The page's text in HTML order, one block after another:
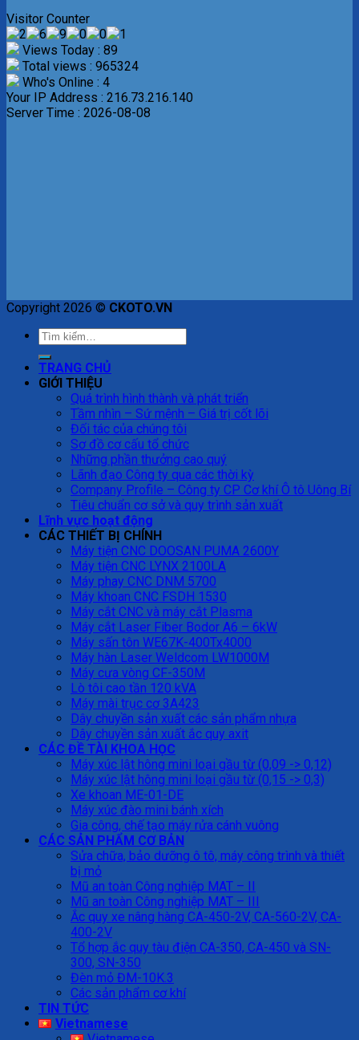
Visitor Counter
Views Today : 89
Total views : 965324
Who's Online : 4
Your IP Address : 216.73.216.140
Server Time : 2026-08-08
Copyright 2026 © CKOTO.VN
TRANG CHỦ
GIỚI THIỆU
Quá trình hình thành và phát triển
Tầm nhìn – Sứ mệnh – Giá trị cốt lõi
Đối tác của chúng tôi
Sơ đồ cơ cấu tổ chức
Những phần thưởng cao quý
Lãnh đạo Công ty qua các thời kỳ
Company Profile – Công ty CP Cơ khí Ô tô Uông Bí
Tiêu chuẩn cơ sở và quy trình sản xuất
Lĩnh vực hoạt động
CÁC THIẾT BỊ CHÍNH
Máy tiện CNC DOOSAN PUMA 2600Y
Máy tiện CNC LYNX 2100LA
Máy phay CNC DNM 5700
Máy khoan CNC FSDH 1530
Máy cắt CNC và máy cắt Plasma
Máy cắt Laser Fiber Bodor A6 – 6kW
Máy sấn tôn WE67K-400Tx4000
Máy hàn Laser Weldcom LW1000M
Máy cưa vòng CF-350M
Lò tôi cao tần 120 kVA
Máy mài trục cơ 3A423
Dây chuyền sản xuất các sản phẩm nhựa
Dây chuyền sản xuất ắc quy axit
CÁC ĐỀ TÀI KHOA HỌC
Máy xúc lật hông mini loại gầu từ (0,09 -> 0,12)
Máy xúc lật hông mini loại gầu từ (0,15 -> 0,3)
Xe khoan ME-01-DE
Máy xúc đào mini bánh xích
Gia công, chế tạo máy rửa cánh vuông
CÁC SẢN PHẨM CƠ BẢN
Sửa chữa, bảo dưỡng ô tô, máy công trình và thiết
bị mỏ
Mũ an toàn Công nghiệp MAT – II
Mũ an toàn Công nghiệp MAT – III
Ắc quy xe nâng hàng CA-450-2V, CA-560-2V, CA-
400-2V
Tổ hợp ắc quy tàu điện CA-350, CA-450 và SN-
300, SN-350
Đèn mỏ ĐM-10K.3
Các sản phẩm cơ khí
TIN TỨC
Vietnamese